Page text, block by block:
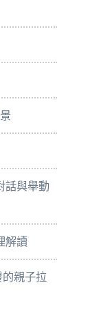
話與舉動
解讀
的親子拉